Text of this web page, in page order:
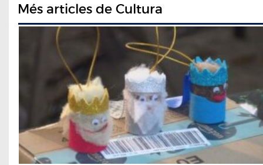
Més articles de Cultura